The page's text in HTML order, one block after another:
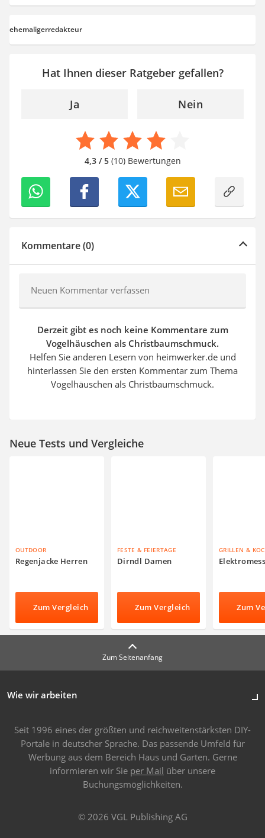
ehemaligerredakteur
Hat Ihnen dieser Ratgeber gefallen?
Ja Nein
4,3 / 5(10) Bewertungen
Kommentare (0)
Neuen Kommentar verfassen
Derzeit gibt es noch keine Kommentare zum
Vogelhäuschen als Christbaumschmuck.
Helfen Sie anderen Lesern von heimwerker.de und
hinterlassen Sie den ersten Kommentar zum Thema
Vogelhäuschen als Christbaumschmuck.
Neue Tests und Vergleiche
OUTDOOR
Regenjacke Herren
Zum Vergleich
FESTE & FEIERTAGE
Dirndl Damen
Zum Vergleich
GRILLEN &
Zum
Zum Seitenanfang
Wie wir arbeiten
Seit 1996 eines der größten und reichweitenstärksten DIY-
Portale in deutscher Sprache. Das passende Umfeld für
Werbung aus dem Bereich Haus und Garten. Gerne
informieren wir Sie per Mail über unsere
Buchungsmöglichkeiten.
© 2026 VGL Publishing AG